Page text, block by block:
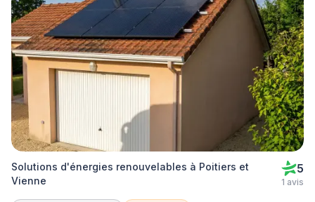
Solutions d'énergies renouvelables à Poitiers et
Vienne
5
1 avis